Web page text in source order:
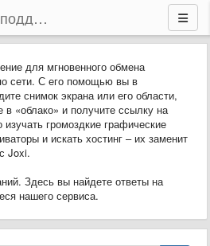
Joxi - сообщество поддержки
для мгновенного обмена
сети. С его помощью вы в
снимок экрана или его области,
в «облако» и получите ссылку на
громоздкие графические
и искать хостинг – их заменит
Joxi.
Здесь вы найдете ответы на
нашего сервиса.